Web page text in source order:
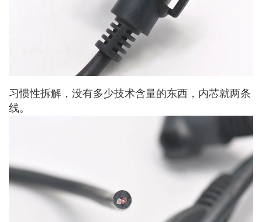
习惯性拆解，没有多少技术含量的东西，内芯就两条
线。